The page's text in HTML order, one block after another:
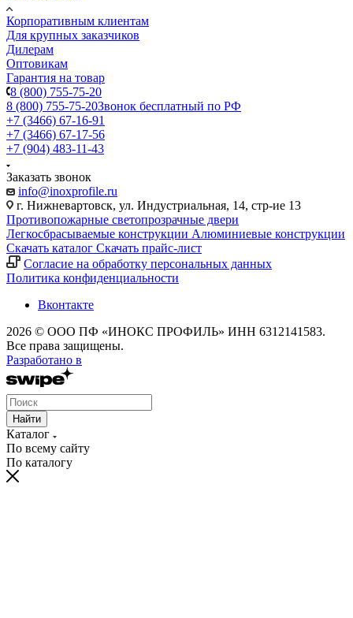
Корпоративным клиентам
Для крупных заказчиков
Дилерам
Оптовикам
Гарантия на товар
8 (800) 755-75-20
8 (800) 755-75-20Звонок бесплатный по РФ
+7 (3466) 67-16-91
+7 (3466) 67-17-56
+7 (904) 483-11-43
Заказать звонок
info@inoxprofile.ru
г. Нижневартовск, ул. Индустриальная, 14, стр-ие 13
Противопожарные светопрозрачные двери
Легкосбрасываемые конструкции Алюминиевые конструкции
Скачать каталог Скачать прайс-лист
Cогласие на обработку персональных данных
Политика конфиденциальности
Вконтакте
2026 © ООО ПФ «ИНОКС ПРОФИЛЬ» ИНН 6312141583.
Все права защищены.
Разработано в
Найти
Каталог
По всему сайту
По каталогу